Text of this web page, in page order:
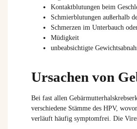
Kontaktblutungen beim
Schmierblutungen außerhalb
Schmerzen im Unterbauch
Müdigkeit
unbeabsichtigte
Ursachen von
Bei fast allen
verschiedene Stämme des HPV,
verläuft häufig symptomfrei. Die